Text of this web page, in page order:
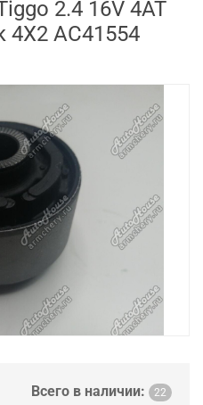
2.4 16V 4AT
AC41554
Всего в наличии: 22